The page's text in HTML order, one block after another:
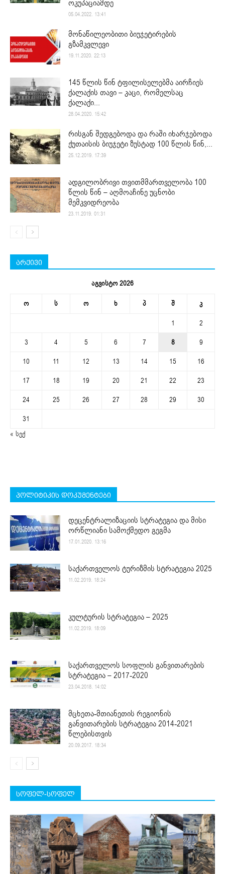
ოკუპაციამდე
05.04.2022. 13:41
მონაწილეობითი ბიუჯეტირების
გზამკვლევი
19.11.2020. 22:13
145 წლის წინ ტფილისელებმა აირჩიეს
ქალაქის თავი – კაცი, რომელსაც
ქალაქი...
28.04.2020. 15:42
რისგან შედგებოდა და რაში იხარჯებოდა
ქუთაისის ბიუჯეტი ზუსტად 100 წლის წინ,...
25.12.2019. 17:39
ადგილობრივი თვითმმართველობა 100
წლის წინ – აღმოაჩინე უცნობი
მემკვიდრეობა
23.11.2019. 01:31
არქივი
აგვისტო 2026
ო ს ო ხ პ შ კ
1
2
3
4 5 6 7 8
9
10
11 12 13 14 15
16
17
18 19 20 21 22
23
24
25 26 27 28 29
30
31
« სექ
პოლიტიკის დოკუმენტები
დეცენტრალიზაციის სტრატეგია და მისი
ორწლიანი სამოქმედო გეგმა
17.01.2020. 13:16
საქართველოს ტურიზმის სტრატეგია 2025
11.02.2019. 18:24
კულტურის სტრატეგია – 2025
11.02.2019. 18:09
საქართველოს სოფლის განვითარების
სტრატეგია – 2017-2020
23.04.2018. 14:02
მცხეთა-მთიანეთის რეგიონის
განვითარების სტრატეგია 2014-2021
წლებისთვის
20.09.2017. 18:34
სოფელ-სოფელ